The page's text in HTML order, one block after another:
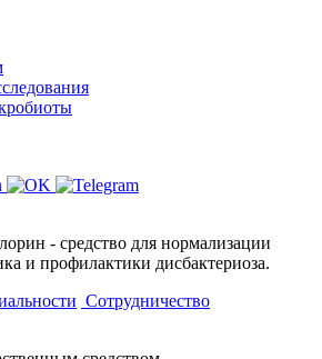
- средство для нормализации
и профилактики дисбактериоза.
Сотрудничество